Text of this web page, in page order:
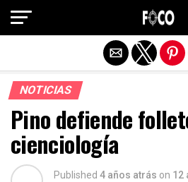
NOTICIAS
Pino defiende
cienciología
Published 4 años atrás on 12
Salir de la